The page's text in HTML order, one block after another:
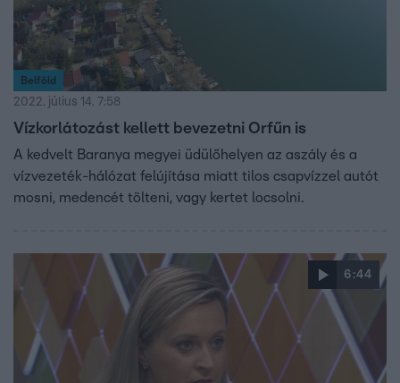
Belföld
2022. július 14. 7:58
Vízkorlátozást kellett bevezetni Orfűn is
A kedvelt Baranya megyei üdülőhelyen az aszály és a
vízvezeték-hálózat felújítása miatt tilos csapvízzel autót
mosni, medencét tölteni, vagy kertet locsolni.
6:44